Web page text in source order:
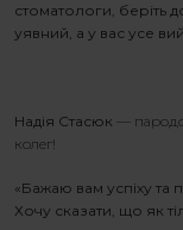
стоматологи, беріть
уявний, а у вас усе
Надія Стасюк —
колег!
«Бажаю вам успіху та
Хочу сказати, що як